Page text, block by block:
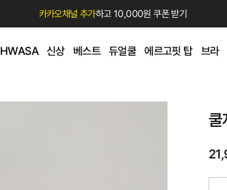
카카오채널 추가하고 10,000원 쿠폰 받기
HWASA 신상 베스트 듀얼쿨 에르고핏 탑 브라
쿨